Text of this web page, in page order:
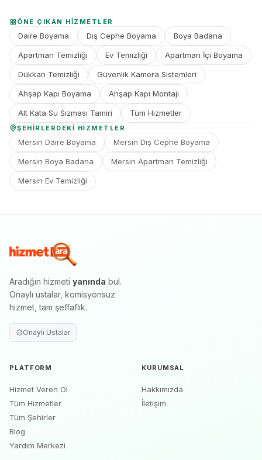
ÖNE ÇIKAN HIZMETLER
Daire Boyama Dış Cephe Boyama Boya Badana
Apartman Temizliği Ev Temizliği Apartman İçi Boyama
Dükkan Temizliği Güvenlik Kamera Sistemleri
Ahşap Kapı Boyama Ahşap Kapı Montajı
Alt Kata Su Sızması Tamiri Tüm Hizmetler
ŞEHIRLERDEKI HIZMETLER
Mersin Daire Boyama Mersin Dış Cephe Boyama
Mersin Boya Badana Mersin Apartman Temizliği
Mersin Ev Temizliği
Aradığın hizmeti yanında bul.
Onaylı ustalar, komisyonsuz
hizmet, tam şeffaflık.
Onaylı Ustalar
PLATFORM
Hizmet Veren Ol
Tüm Hizmetler
Tüm Şehirler
Blog
Yardım Merkezi
KURUMSAL
Hakkımızda
İletişim